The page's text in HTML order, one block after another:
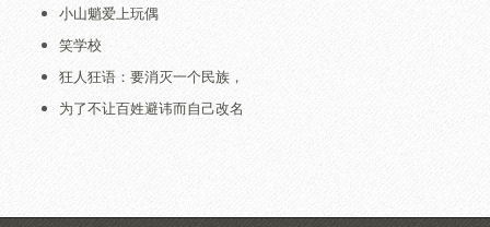
小山魈爱上玩偶
笑学校
狂人狂语：要消灭一个民族，
为了不让百姓避讳而自己改名